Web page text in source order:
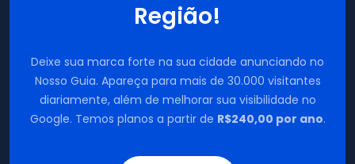
Região!
Deixe sua marca forte na sua cidade anunciando no
Nosso Guia. Apareça para mais de 30.000 visitantes
diariamente, além de melhorar sua visibilidade no
Google. Temos planos a partir de R$240,00 por ano.